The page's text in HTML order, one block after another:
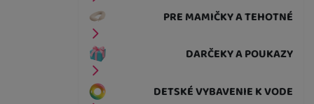
PRE MAMIČKY A TEHOTNÉ
DARČEKY A POUKAZY
DETSKÉ VYBAVENIE K VODE